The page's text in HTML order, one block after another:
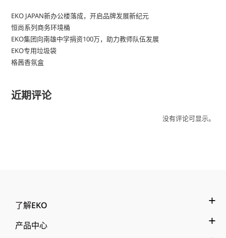
EKO JAPAN新办公楼落成，开启品牌发展新纪元
恒尚系列商务环境桶
EKO集团向南雄中学捐资100万，助力教师队伍发展
EKO专用垃圾袋
格茜香氛盒
近期评论
没有评论可显示。
了解EKO
产品中心